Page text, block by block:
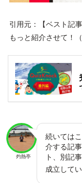
引用元：【ベスト記
もっと紹介させて！
灼熱亭
続いては
介する記
ト、別記
成立して